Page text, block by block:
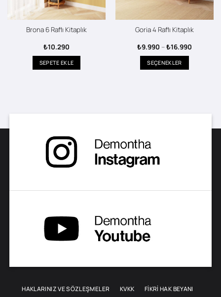
Brona 6 Raflı Kitaplık
₺10.290
SEPETE EKLE
Goria 4 Raflı Kitaplık
₺9.990 –₺16.990
SEÇENEKLER
HAKLARINIZ VE SÖZLEŞMELER KVKK FİKRİ HAK BEYANI